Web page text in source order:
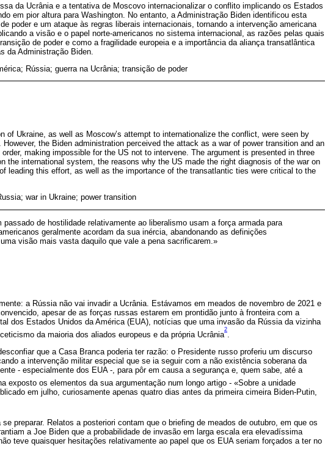
da Ucrânia e a tentativa de Moscovo internacionalizar o conflito implicando os Estados
em pior altura para Washington. No entanto, a Administração Biden identificou esta
poder e um ataque às regras liberais internacionais, tornando a intervenção americana
a visão e o papel norte-americanos no sistema internacional, as razões pelas quais
de poder e como a fragilidade europeia e a importância da aliança transatlântica
da Administração Biden.
Rússia; guerra na Ucrânia; transição de poder
of Ukraine, as well as Moscow’s attempt to internationalize the conflict, were seen by
the Biden administration perceived the attack as a war of power transition and an
making impossible for the US not to intervene. The argument is presented in three
the international system, the reasons why the US made the right diagnosis of the war on
leading this effort, as well as the importance of the transatlantic ties were critical to the
war in Ukraine; power transition
passado de hostilidade relativamente ao liberalismo usam a força armada para
geralmente acordam da sua inércia, abandonando as definições
visão mais vasta daquilo que vale a pena sacrificarem.»
a Rússia não vai invadir a Ucrânia. Estávamos em meados de novembro de 2021 e
apesar de as forças russas estarem em prontidão junto à fronteira com a
dos Estados Unidos da América (EUA), notícias que uma invasão da Rússia da vizinha
da maioria dos aliados europeus e da própria Ucrânia
2
.
que a Casa Branca poderia ter razão: o Presidente russo proferiu um discurso
a intervenção militar especial que se ia seguir com a não existência soberana da
- especialmente dos EUA -, para pôr em causa a segurança e, quem sabe, até a
exposto os elementos da sua argumentação num longo artigo - «Sobre a unidade
em julho, curiosamente apenas quatro dias antes da primeira cimeira Biden-Putin,
preparar. Relatos a posteriori contam que o briefing de meados de outubro, em que os
a Joe Biden que a probabilidade de invasão em larga escala era elevadíssima
teve quaisquer hesitações relativamente ao papel que os EUA seriam forçados a ter no